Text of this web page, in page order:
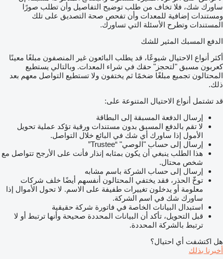
ساورك شك، فلا تخاف من طلب توضيح التفاصيل وأن تطلب صورًا
ومستندات إضافية للمعدات وأن تفحص صحة التصديق على تلك
المستندات وتطرح الأسئلة التي تساورك.
الدفع المسبك المثير للشك
أكثر أنواع الاحتيال شيوعًا، قد يطلب البائعون غير المنصفون مبلغًا معينًا
كعربون مسبق "لتحجز" حقك في شراء المعدات. وبالتالي يستطيع
المحتالون تجميع مبلغًا ضخمًا ثم يختفون ولا تستطيع التواصل معهم بعد
ذلك.
قد تشتمل أنواع الاحتيال المتنوعة على:
إرسال الدفعة المسبقة إلى البطاقة
لا تقم بالدفع المسبق بدون مستندات ورقية تؤكد عملية تحويل
الأمول إذا ساورك أي شك في البائع خلال التواصل.
إرسال إلى حساب "الوصي" “Trustee”
هذا الطلب ينبغي أن يكون بمثابه إنذار فأنت على الأرجح تتواصل مع
شخص محتال.
إرسال إلى حساب الشركة باسم مشابه
توخّ الحذر، فقد يختفي المحتالون أنفسهم أيضًا خلف شركات
معلومة أو يدخلون تغييرات طفيفة على الاسم. لا تحول الأموال إذا
ساورك شك في اسم الشركة.
استبدال البيانات الخاصة في فاتورة شركة حقيقية
قبل التحويل، تأكد أن البيانات المحددة صحيحة وأنها ترتبط أو لا
ترتبط بالشركة المحددة.
هل اكتشفت أي احتيال؟
أخبرنا بذلك